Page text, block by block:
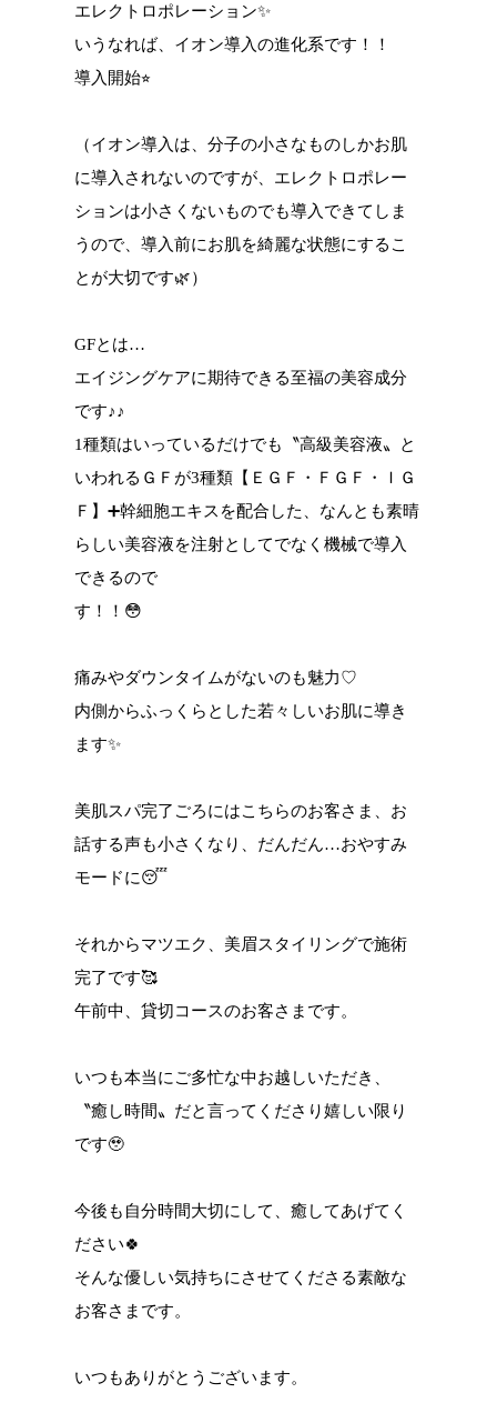
エレクトロポレーション✨
いうなれば、イオン導入の進化系です！！
導入開始⭐︎
（イオン導入は、分子の小さなものしかお肌
に導入されないのですが、エレクトロポレー
ションは小さくないものでも導入できてしま
うので、導入前にお肌を綺麗な状態にするこ
とが大切です🌿）
GFとは…
エイジングケアに期待できる至福の美容成分
です♪♪
1種類はいっているだけでも〝高級美容液〟と
いわれるＧＦが3種類【ＥＧＦ・ＦＧＦ・ＩＧ
Ｆ】➕幹細胞エキスを配合した、なんとも素晴
らしい美容液を注射としてでなく機械で導入
できるので
す！！😳
痛みやダウンタイムがないのも魅力♡
内側からふっくらとした若々しいお肌に導き
ます✨
美肌スパ完了ごろにはこちらのお客さま、お
話する声も小さくなり、だんだん…おやすみ
モードに😴
それからマツエク、美眉スタイリングで施術
完了です🥰
午前中、貸切コースのお客さまです。
いつも本当にご多忙な中お越しいただき、
〝癒し時間〟だと言ってくださり嬉しい限り
です🥹
今後も自分時間大切にして、癒してあげてく
ださい🍀
そんな優しい気持ちにさせてくださる素敵な
お客さまです。
いつもありがとうございます。